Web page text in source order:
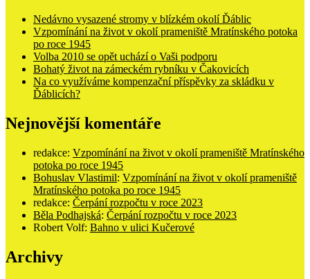
Nedávno vysazené stromy v blízkém okolí Ďáblic
Vzpomínání na život v okolí prameniště Mratínského potoka
po roce 1945
Volba 2010 se opět uchází o Vaši podporu
Bohatý život na zámeckém rybníku v Čakovicích
Na co využíváme kompenzační příspěvky za skládku v
Ďáblicích?
Nejnovější komentáře
redakce: Vzpomínání na život v okolí prameniště Mratínského
potoka po roce 1945
Bohuslav Vlastimil: Vzpomínání na život v okolí prameniště
Mratínského potoka po roce 1945
redakce: Čerpání rozpočtu v roce 2023
Běla Podhajská: Čerpání rozpočtu v roce 2023
Robert Volf: Bahno v ulici Kučerové
Archivy